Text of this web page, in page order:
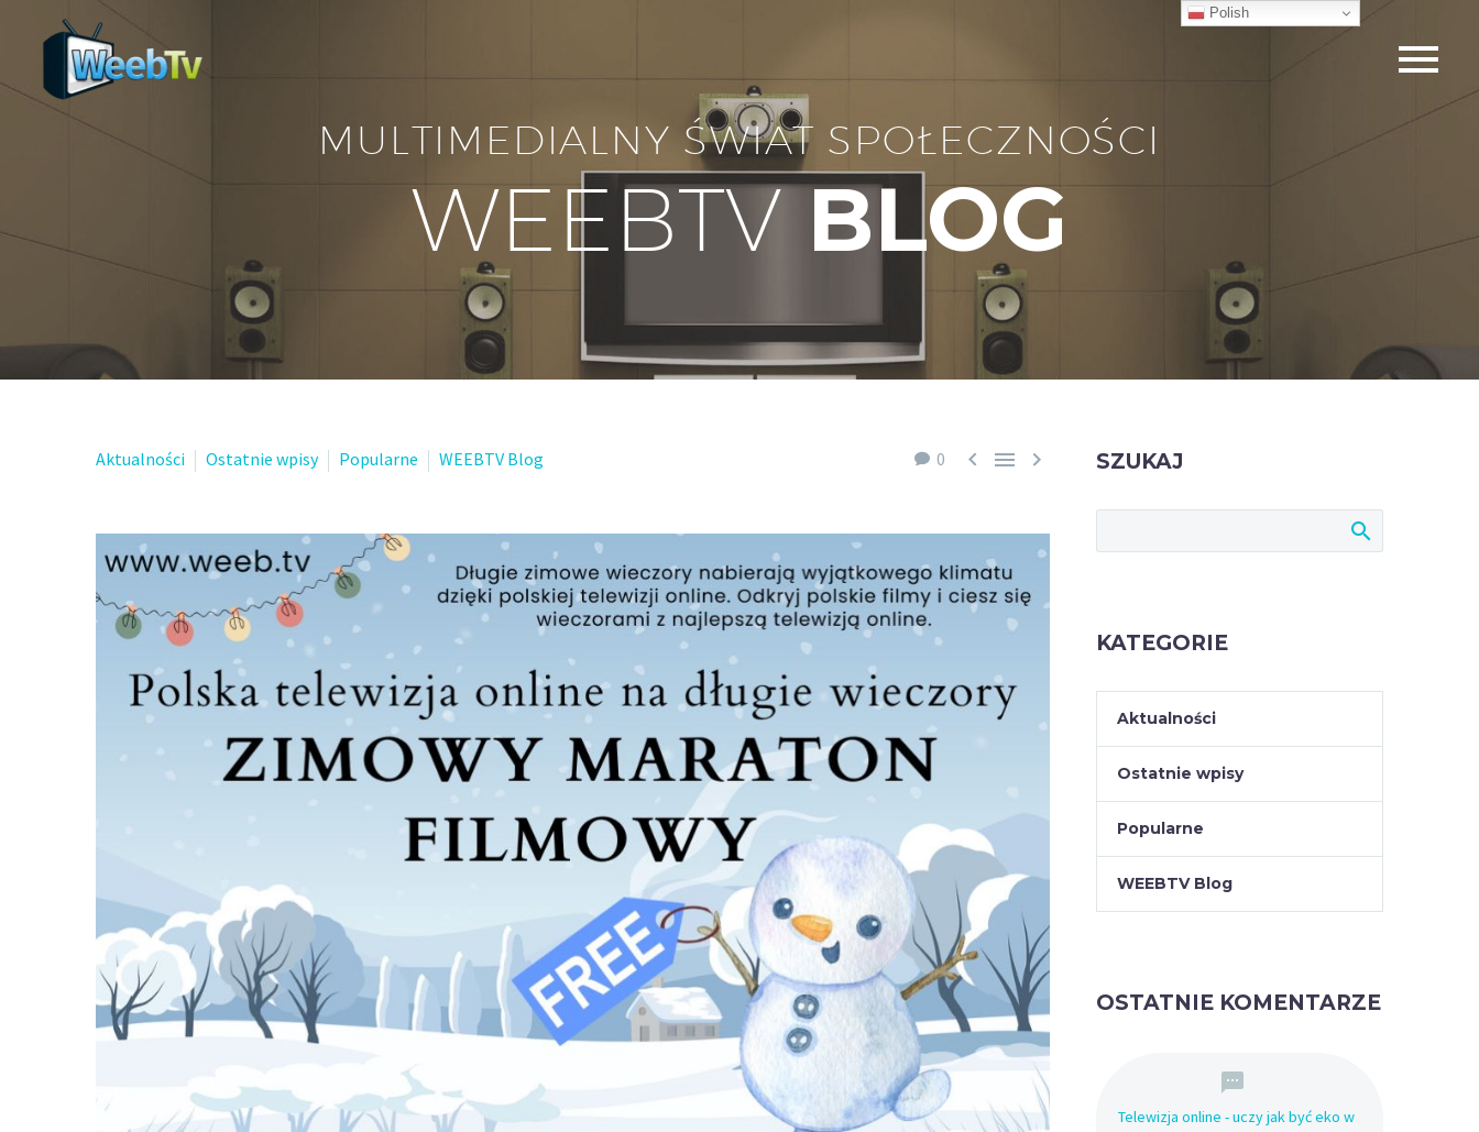
MULTIMEDIALNY ŚWIAT SPOŁECZNOŚCI
WEEBTVBLOG
0   
Aktualności Ostatnie wpisy Popularne WEEBTV Blog SZUKAJ
KATEGORIE
Aktualności
Ostatnie wpisy
Popularne
WEEBTV Blog
OSTATNIE KOMENTARZE
Telewizja online - uczy jak być eko w
Polish